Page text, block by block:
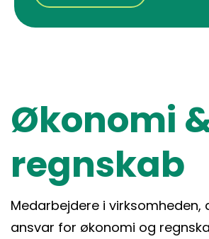
Økonomi
regnskab
Medarbejdere i virksomheden,
ansvar for økonomi og